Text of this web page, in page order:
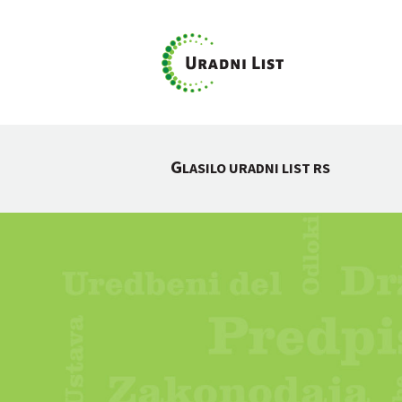
GLASILO URADNI LIST RS